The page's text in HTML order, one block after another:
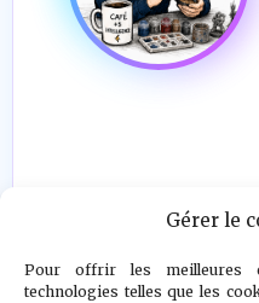
Gérer le
Pour offrir les meilleures
technologies telles que les